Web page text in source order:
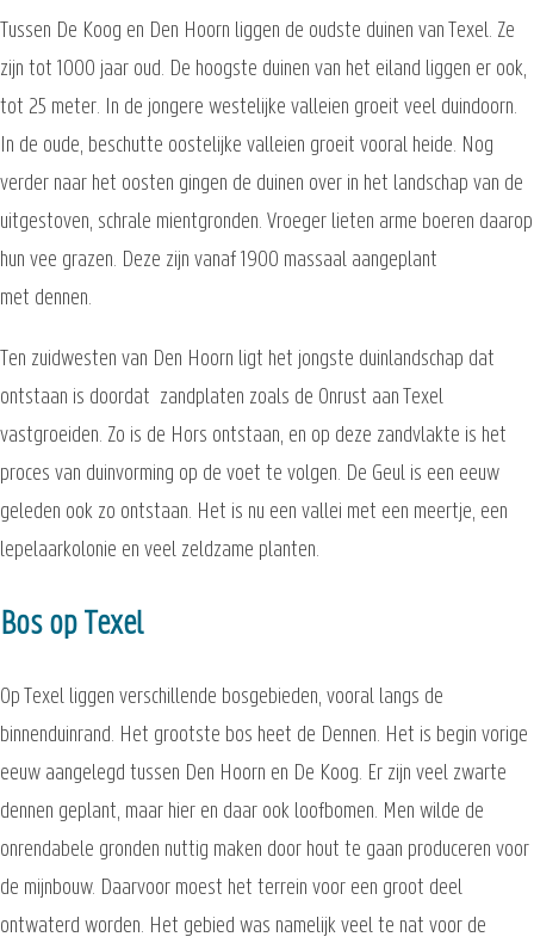
Tussen De Koog en Den Hoorn liggen de oudste duinen van Texel. Ze
zijn tot 1000 jaar oud. De hoogste duinen van het eiland liggen er ook,
tot 25 meter. In de jongere westelijke valleien groeit veel duindoorn.
In de oude, beschutte oostelijke valleien groeit vooral heide. Nog
verder naar het oosten gingen de duinen over in het landschap van de
uitgestoven, schrale mientgronden. Vroeger lieten arme boeren daarop
hun vee grazen. Deze zijn vanaf 1900 massaal aangeplant
met dennen.
Ten zuidwesten van Den Hoorn ligt het jongste duinlandschap dat
ontstaan is doordat zandplaten zoals de Onrust aan Texel
vastgroeiden. Zo is de Hors ontstaan, en op deze zandvlakte is het
proces van duinvorming op de voet te volgen. De Geul is een eeuw
geleden ook zo ontstaan. Het is nu een vallei met een meertje, een
lepelaarkolonie en veel zeldzame planten.
Bos op Texel
Op Texel liggen verschillende bosgebieden, vooral langs de
binnenduinrand. Het grootste bos heet de Dennen. Het is begin vorige
eeuw aangelegd tussen Den Hoorn en De Koog. Er zijn veel zwarte
dennen geplant, maar hier en daar ook loofbomen. Men wilde de
onrendabele gronden nuttig maken door hout te gaan produceren voor
de mijnbouw. Daarvoor moest het terrein voor een groot deel
ontwaterd worden. Het gebied was namelijk veel te nat voor de